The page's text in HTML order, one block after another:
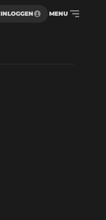
INLOGGEN MENU